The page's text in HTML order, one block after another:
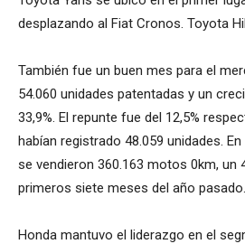
desplazando al Fiat Cronos. Toyota
También fue un buen mes para el
54.060 unidades patentadas y un
33,9%. El repunte fue del 12,5%
habían registrado 48.059 unidades.
se vendieron 360.163 motos 0km, un
primeros siete meses del año pasado.
Honda mantuvo el liderazgo en el